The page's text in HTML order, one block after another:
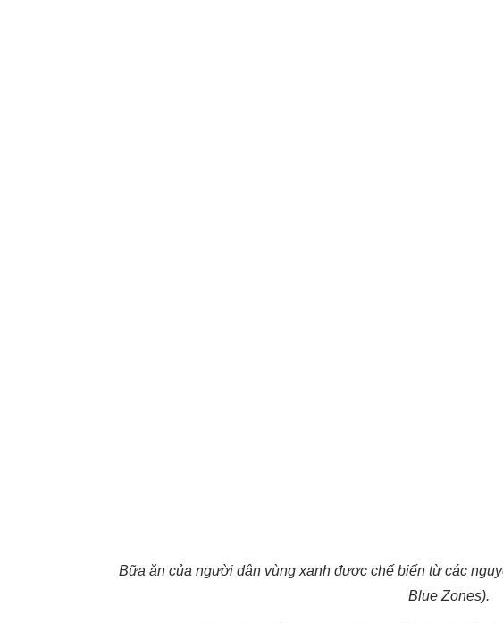
Bữa ăn của người dân vùng xanh được chế biến từ các
Blue Zones).